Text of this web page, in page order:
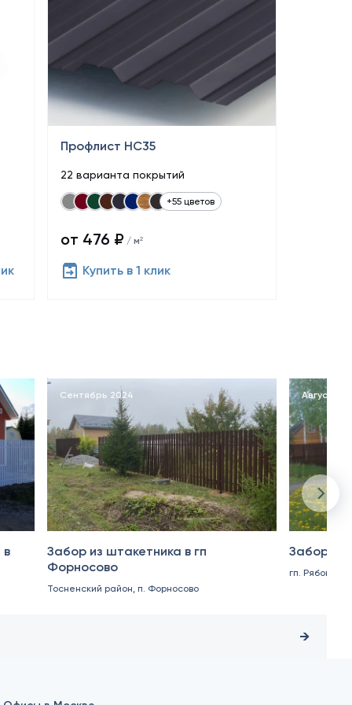
Профлист НС35
22 варианта покрытий
+55 цветов
от 476 ₽ / м²
Купить в 1 клик
в
Сентябрь 2024
Забор из штакетника в гп
Форносово
Тосненский район, п. Форносово
Август
Забор из
гп. Рябово